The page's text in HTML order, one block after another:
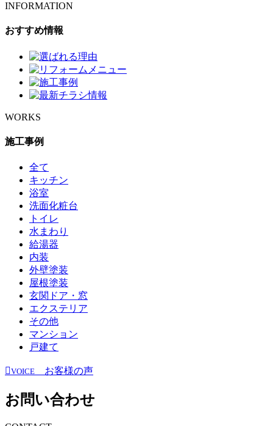
INFORMATION
おすすめ情報
WORKS
施工事例
全て
キッチン
浴室
洗面化粧台
トイレ
水まわり
給湯器
内装
外壁塗装
屋根塗装
玄関ドア・窓
エクステリア
その他
マンション
戸建て
VOICE お客様の声
お問い合わせ